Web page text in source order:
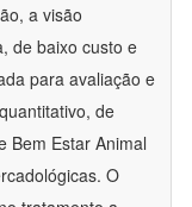
a visão
de baixo custo e
para avaliação e
de
Bem Estar Animal
O